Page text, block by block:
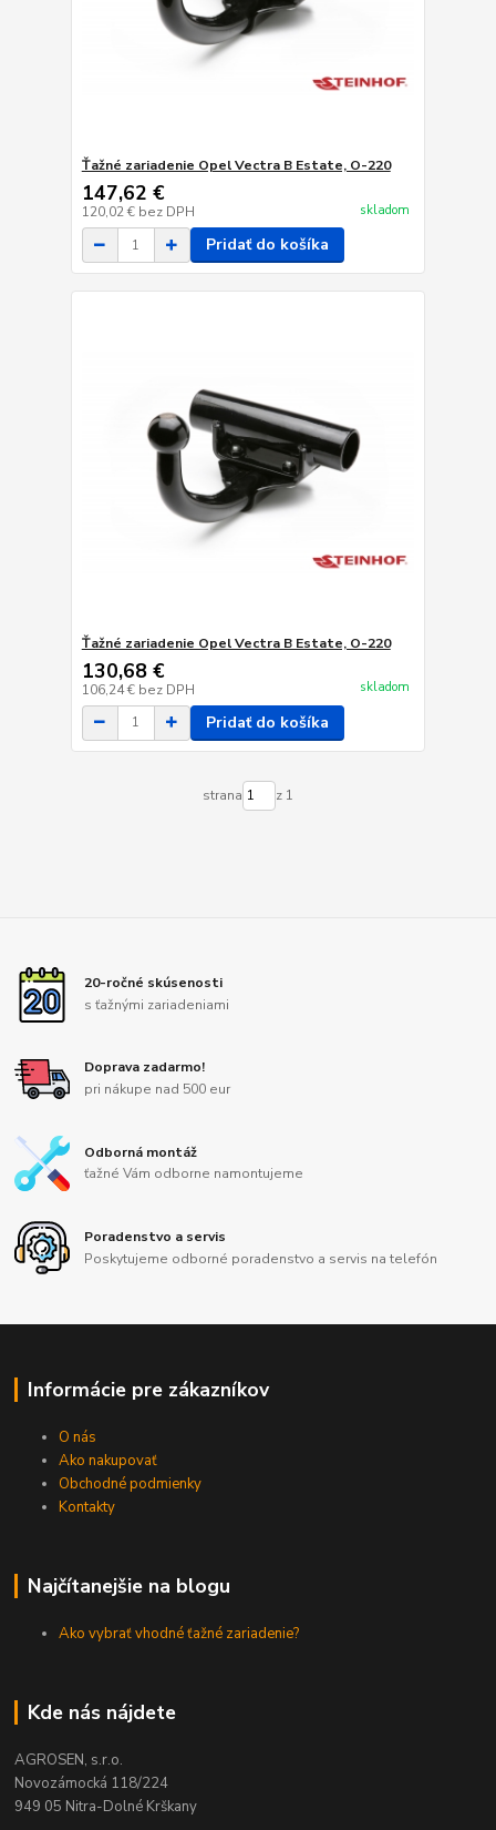
Ťažné zariadenie Opel Vectra B Estate, O-220
147,62 €
120,02 € bez DPH skladom
Pridať do košíka
Ťažné zariadenie Opel Vectra B Estate, O-220
130,68 €
106,24 € bez DPH skladom
Pridať do košíka
strana z 1
20-ročné skúsenosti
s ťažnými zariadeniami
Doprava zadarmo!
pri nákupe nad 500 eur
Odborná montáž
ťažné Vám odborne namontujeme
Poradenstvo a servis
Poskytujeme odborné poradenstvo a servis na telefón
Informácie pre zákazníkov
O nás
Ako nakupovať
Obchodné podmienky
Kontakty
Najčítanejšie na blogu
Ako vybrať vhodné ťažné zariadenie?
Kde nás nájdete
AGROSEN, s.r.o.
Novozámocká 118/224
949 05 Nitra-Dolné Krškany